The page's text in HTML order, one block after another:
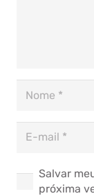
Salvar
próxima